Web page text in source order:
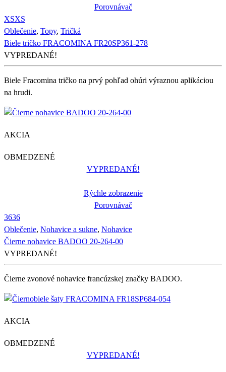
Porovnávač
XSXS
Oblečenie, Topy, Tričká
Biele tričko FRACOMINA FR20SP361-278
VYPREDANÉ!
Biele Fracomina tričko na prvý pohľad ohúri výraznou aplikáciou
na hrudi.
AKCIA
OBMEDZENÉ
VYPREDANÉ!
Rýchle zobrazenie
Porovnávač
3636
Oblečenie, Nohavice a sukne, Nohavice
Čierne nohavice BADOO 20-264-00
VYPREDANÉ!
Čierne zvonové nohavice francúzskej značky BADOO.
AKCIA
OBMEDZENÉ
VYPREDANÉ!